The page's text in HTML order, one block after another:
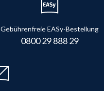
Gebührenfreie EASy-Bestellung
0800 29 888 29